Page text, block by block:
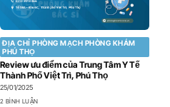
ĐỊA CHỈ PHÒNG MẠCH PHÒNG KHÁM
PHÚ THỌ
Review ưu điểm của Trung Tâm Y Tế
Thành Phố Việt Trì, Phú Thọ
25/01/2025
2 BÌNH LUẬN